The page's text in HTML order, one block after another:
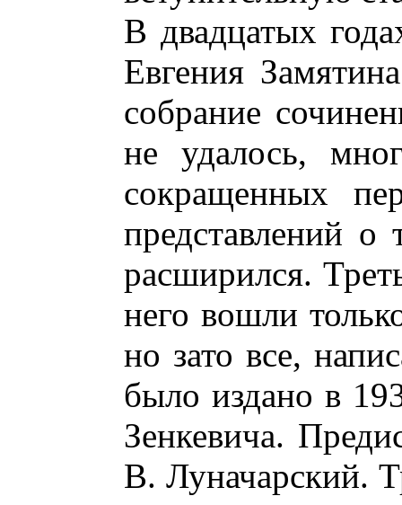
В двадцатых
Евгения
собрание
не удалось,
сокращенных
представлений о
расширился.
него вошли
но зато все,
было издано в
Зенкевича.
В. Луначарский.